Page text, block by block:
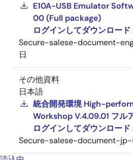
E10A-USB Emulator
00 (Full package)
ログインしてダウンロード
Secure-salese-document-
日
その他資料
日本語
統合開発環境 High-
Workshop V.4.09.01 フル
ログインしてダウンロード
Secure-salese-document-